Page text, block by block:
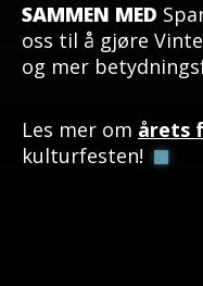
SAMMEN MED
oss til å gjøre
og mer
Les mer om årets
kulturfesten!